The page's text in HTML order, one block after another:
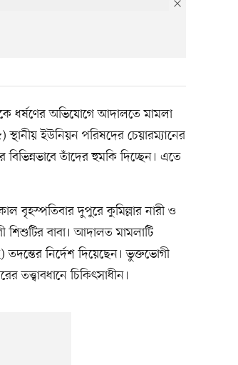
ধর্ষণের অভিযোগে আদালতে মামলা
ইউনিয়ন পরিষদের চেয়ারম্যানের
তাঁদের হুমকি দিচ্ছেন। এতে
বৃহস্পতিবার দুপুরে কুমিল্লার নারী ও
শিশুটির বাবা। আদালত মামলাটি
নির্দেশ দিয়েছেন। ভুক্তভোগী
তত্ত্বাবধানে চিকিৎসাধীন।